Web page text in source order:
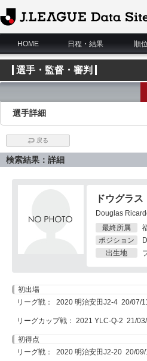
J.League Data Site
HOME
日程・結果 順
選手・監督・審判
選手詳細
戻る
検索結果：詳細
ドウグラ
Douglas
最終所属
ポジション
出生地
初出場
リーグ戦： 2020 明治安田J2-4 20/07/
リーグカップ戦： 2021 YLC-Q-2 21/
初得点
リーグ戦： 2020 明治安田J2-20 20/09/